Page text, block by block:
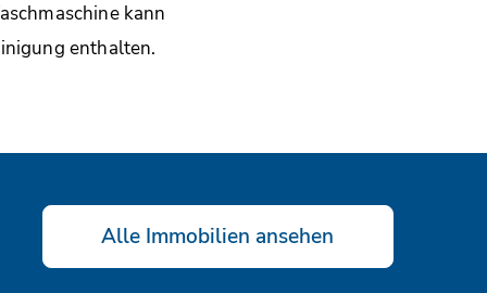
kann
enthalten.
Alle Immobilien ansehen